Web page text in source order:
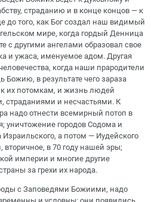
страданию и в конце концов — к
до того, как Бог создал наш видимый
мире, когда гордый Денница
с другими ангелами образовал свое
и ужаса, именуемое адом. Другая
когда наши прародители
в результате чего зараза
их потомкам, и жизнь людей
страданиями и несчастьями. К
надо отнести всемирный потоп в
уничтожение городов Содома и
а потом — Иудейского
вторичное, в 70 году нашей эры;
империи и многие другие
за грехи их народа.
с Заповедями Божиими, надо